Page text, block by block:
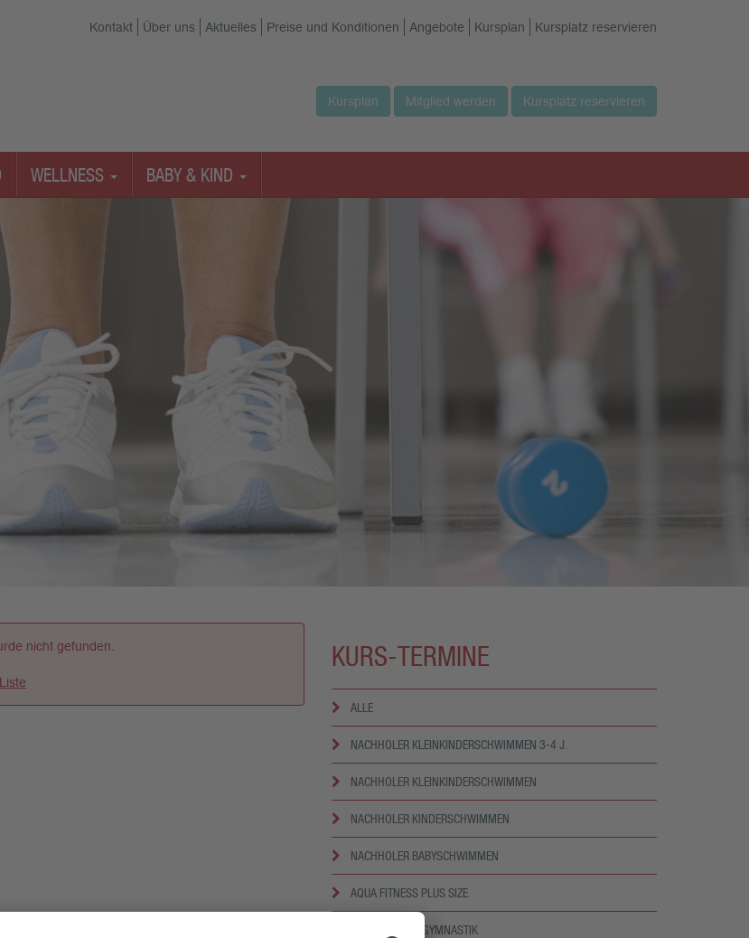
Kontakt Über uns Aktuelles Preise und Konditionen Angebote Kursplan Kursplatz reservieren
Kursplan Mitglied werden Kursplatz reservieren
WELLNESS BABY & KIND
nicht gefunden. KURS-TERMINE
ALLE
NACHHOLER KLEINKINDERSCHWIMMEN 3-4 J.
NACHHOLER KLEINKINDERSCHWIMMEN
NACHHOLER KINDERSCHWIMMEN
NACHHOLER BABYSCHWIMMEN
AQUA FITNESS PLUS SIZE
AQUA MORGENGYMNASTIK